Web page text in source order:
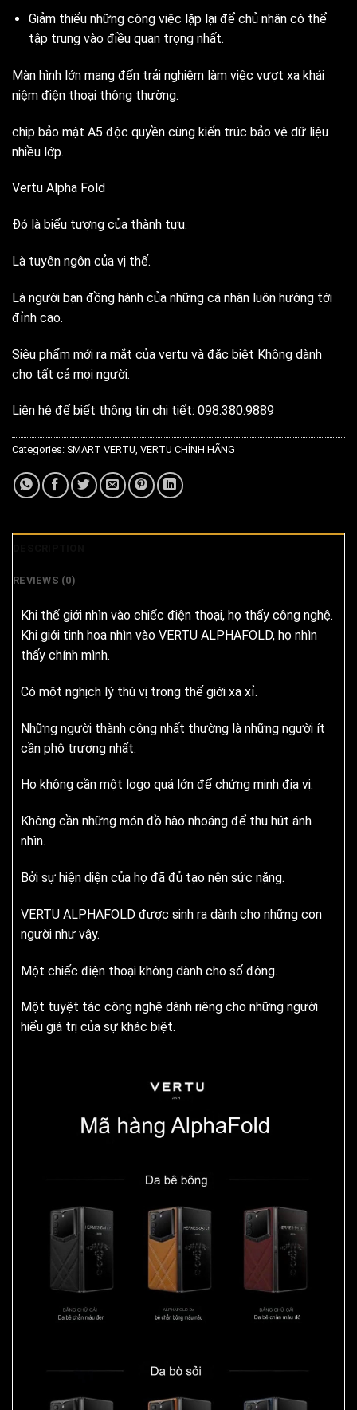
Giảm thiểu những công việc lặp lại để chủ nhân có thể
tập trung vào điều quan trọng nhất.
Màn hình lớn mang đến trải nghiệm làm việc vượt xa khái
niệm điện thoại thông thường.
chip bảo mật A5 độc quyền cùng kiến trúc bảo vệ dữ liệu
nhiều lớp.
Vertu Alpha Fold
Đó là biểu tượng của thành tựu.
Là tuyên ngôn của vị thế.
Là người bạn đồng hành của những cá nhân luôn hướng tới
đỉnh cao.
Siêu phẩm mới ra mắt của vertu và đặc biệt Không dành
cho tất cả mọi người.
Liên hệ để biết thông tin chi tiết: 098.380.9889
Categories: SMART VERTU, VERTU CHÍNH HÃNG
REVIEWS (0)
Khi thế giới nhìn vào chiếc điện thoại, họ thấy công nghệ.
Khi giới tinh hoa nhìn vào VERTU ALPHAFOLD, họ nhìn
thấy chính mình.
Có một nghịch lý thú vị trong thế giới xa xỉ.
Những người thành công nhất thường là những người ít
cần phô trương nhất.
Họ không cần một logo quá lớn để chứng minh địa vị.
Không cần những món đồ hào nhoáng để thu hút ánh
nhìn.
Bởi sự hiện diện của họ đã đủ tạo nên sức nặng.
VERTU ALPHAFOLD được sinh ra dành cho những con
người như vậy.
Một chiếc điện thoại không dành cho số đông.
Một tuyệt tác công nghệ dành riêng cho những người
hiểu giá trị của sự khác biệt.